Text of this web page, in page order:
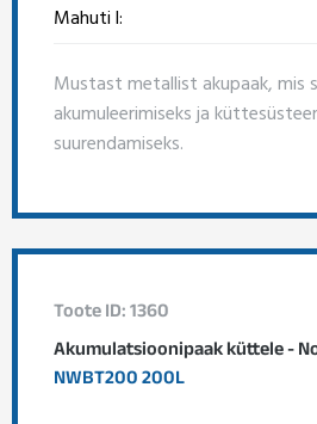
Mahuti l:
Mustast metallist akupaak, mis
akumuleerimiseks ja
suurendamiseks.
Toote ID: 1360
Akumulatsioonipaak küttele -
NWBT200 200L